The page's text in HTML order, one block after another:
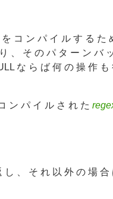
コ ン パ イ ル す る た
、 そ の パ タ ー ン バ
な ら ば 何 の 操 作 も
ン パ イ ル さ れ た
、 そ れ 以 外 の 場 合